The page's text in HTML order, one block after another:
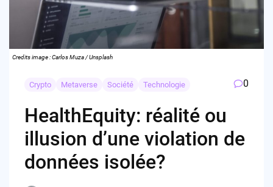
Credits image : Carlos Muza / Unsplash
Crypto Metaverse Société Technologie 0
HealthEquity: réalité ou
illusion d’une violation de
données isolée?